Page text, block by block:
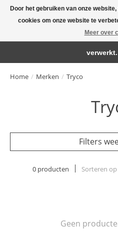
Large selection of products and fast
Home / Merken / Tryco
Filters
0 producten Sorteren op
Geen
Door het gebruiken van onze
cookies om onze website te
Meer over
← Keer terug naar de backoffice
Eventueel geplaatste orders
verwerkt.